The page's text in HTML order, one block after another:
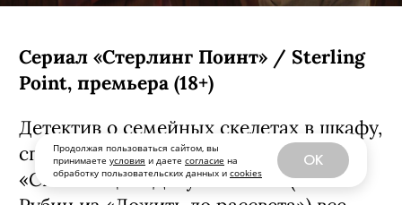
Продолжая пользоваться сайтом, вы
принимаете условия и даете согласие на
обработку пользовательских данных и cookies
OK
Сериал «Стерлинг Поинт» / Sterling
Point, премьера (18+)
Детектив о семейных скелетах в шкафу,
спродюсированный создателями
«Сплетницы». Девушка Энни (Элла